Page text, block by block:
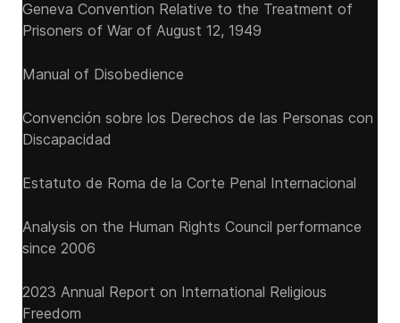
Geneva Convention Relative to the Treatment of
Prisoners of War of August 12, 1949
Manual of Disobedience
Convención sobre los Derechos de las Personas con
Discapacidad
Estatuto de Roma de la Corte Penal Internacional
Analysis on the Human Rights Council performance
since 2006
2023 Annual Report on International Religious
Freedom